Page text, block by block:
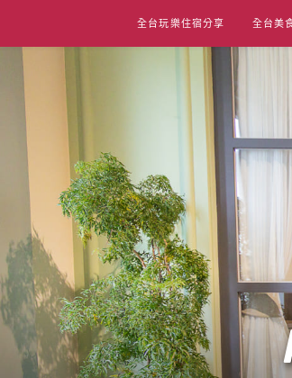
content
全台玩樂住宿分享 全台美